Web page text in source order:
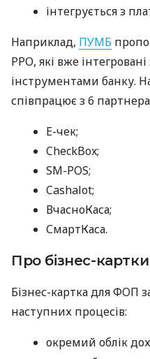
інтегрується з
Наприклад, ПУМБ
РРО, які вже
інструментами банку.
співпрацює з 6
E-чек;
CheckBox;
SM-POS;
Cashalot;
ВчасноКаса;
СмартКаса.
Про бізнес-картки
Бізнес-картка для ФОП
наступних процесів:
окремий облік